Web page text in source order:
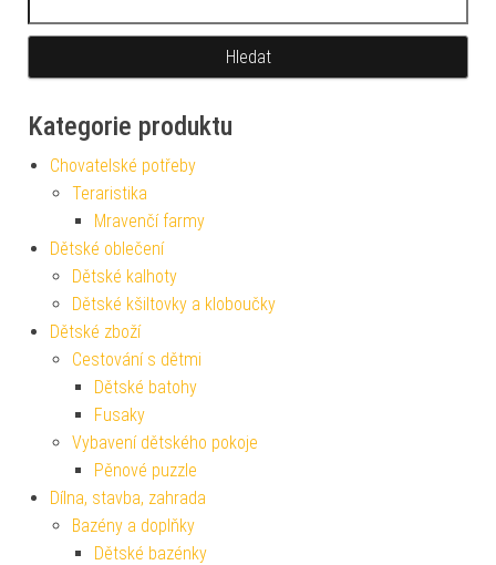
Kategorie produktu
Chovatelské potřeby
Teraristika
Mravenčí farmy
Dětské oblečení
Dětské kalhoty
Dětské kšiltovky a kloboučky
Dětské zboží
Cestování s dětmi
Dětské batohy
Fusaky
Vybavení dětského pokoje
Pěnové puzzle
Dílna, stavba, zahrada
Bazény a doplňky
Dětské bazénky